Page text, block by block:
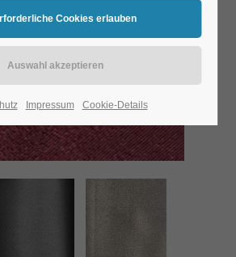
Impressum Cookie-Details